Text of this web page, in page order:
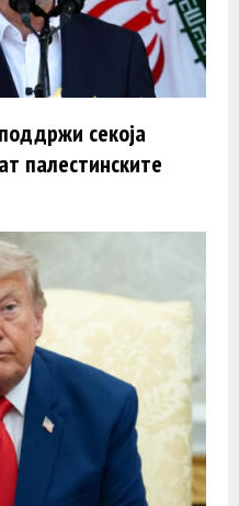
секоја
палестинските